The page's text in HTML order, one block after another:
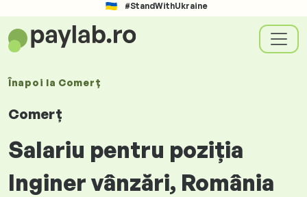
#StandWithUkraine
Înapoi la Comerț
Comerț
Salariu pentru poziția
Inginer vânzări, România